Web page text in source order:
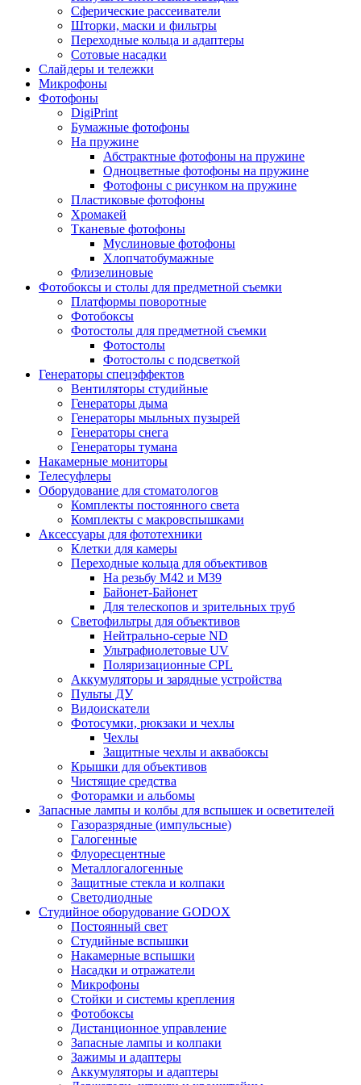
Сферические рассеиватели
Шторки, маски и фильтры
Переходные кольца и адаптеры
Сотовые насадки
Слайдеры и тележки
Микрофоны
Фотофоны
DigiPrint
Бумажные фотофоны
На пружине
Абстрактные фотофоны на пружине
Одноцветные фотофоны на пружине
Фотофоны с рисунком на пружине
Пластиковые фотофоны
Хромакей
Тканевые фотофоны
Муслиновые фотофоны
Хлопчатобумажные
Флизелиновые
Фотобоксы и столы для предметной съемки
Платформы поворотные
Фотобоксы
Фотостолы для предметной съемки
Фотостолы
Фотостолы с подсветкой
Генераторы спецэффектов
Вентиляторы студийные
Генераторы дыма
Генераторы мыльных пузырей
Генераторы снега
Генераторы тумана
Накамерные мониторы
Телесуфлеры
Оборудование для стоматологов
Комплекты постоянного света
Комплекты с макровспышками
Аксессуары для фототехники
Клетки для камеры
Переходные кольца для объективов
На резьбу М42 и М39
Байонет-Байонет
Для телескопов и зрительных труб
Светофильтры для объективов
Нейтрально-серые ND
Ультрафиолетовые UV
Поляризационные CPL
Аккумуляторы и зарядные устройства
Пульты ДУ
Видоискатели
Фотосумки, рюкзаки и чехлы
Чехлы
Защитные чехлы и аквабоксы
Крышки для объективов
Чистящие средства
Фоторамки и альбомы
Запасные лампы и колбы для вспышек и осветителей
Газоразрядные (импульсные)
Галогенные
Флуоресцентные
Металлогалогенные
Защитные стекла и колпаки
Светодиодные
Студийное оборудование GODOX
Постоянный свет
Студийные вспышки
Накамерные вспышки
Насадки и отражатели
Микрофоны
Стойки и системы крепления
Фотобоксы
Дистанционное управление
Запасные лампы и колпаки
Зажимы и адаптеры
Аккумуляторы и адаптеры